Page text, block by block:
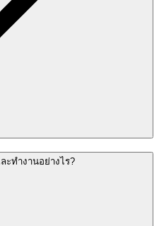
ะทำงานอย่างไร?